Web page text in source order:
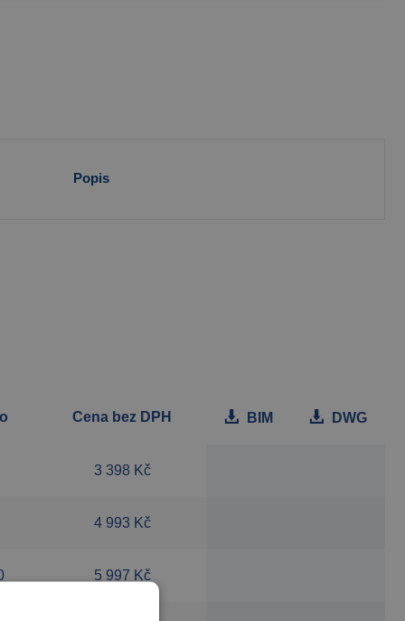
Popis
Cena bez DPH BIM DWG
3 398 Kč
4 993 Kč
5 997 Kč